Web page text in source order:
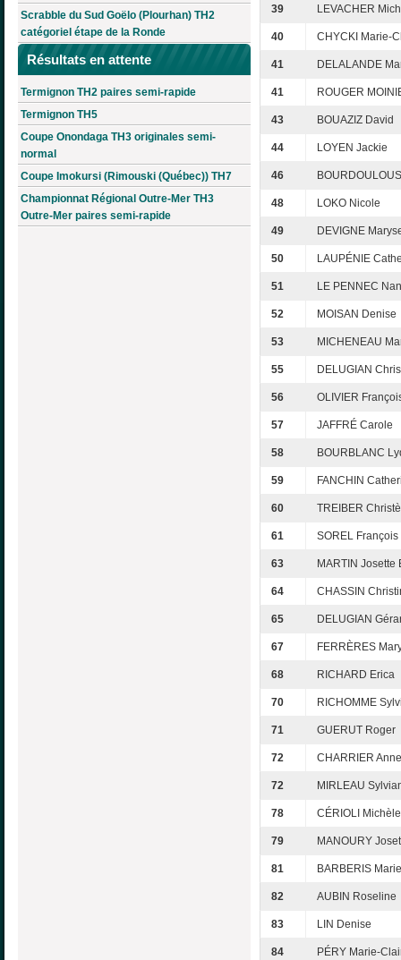
Scrabble du Sud Goëlo (Plourhan) TH2
catégoriel étape de la Ronde
Résultats en attente
Termignon TH2 paires semi-rapide
Termignon TH5
Coupe Onondaga TH3 originales semi-
normal
Coupe Imokursi (Rimouski (Québec)) TH7
Championnat Régional Outre-Mer TH3
Outre-Mer paires semi-rapide
39 LEVACHER
40 CHYCKI Marie-
41 DELALANDE
41 ROUGER
43 BOUAZIZ David
44 LOYEN Jackie
46
48 LOKO Nicole
49 DEVIGNE
50 LAUPÉNIE
51 LE PENNEC
52 MOISAN Denise
53 MICHENEAU
55 DELUGIAN
56 OLIVIER
57 JAFFRÉ Carole
58 BOURBLANC
59 FANCHIN
60 TREIBER
61 SOREL François
63 MARTIN Josette
64 CHASSIN
65 DELUGIAN
67 FERRÈRES
68 RICHARD Erica
70 RICHOMME
71 GUERUT Roger
72 CHARRIER
72 MIRLEAU
78 CÉRIOLI Michèle
79 MANOURY
81 BARBERIS
82 AUBIN Roseline
83 LIN Denise
84 PÉRY Marie-